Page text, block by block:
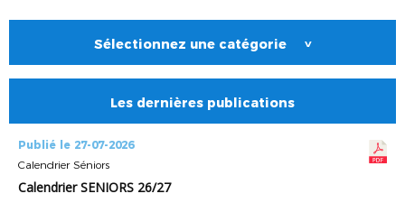
Sélectionnez une catégorie >
Les dernières publications
Publié le 27-07-2026
Calendrier Séniors
Calendrier SENIORS 26/27